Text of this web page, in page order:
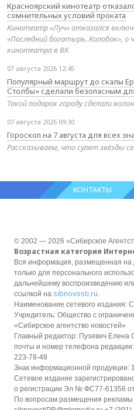
Красноярский кинотеатр
сомнительных условий проката
Кинотеатр «Луч» отказался
«Последний богатырь. Колобок»,
кинотеатра в ВК
07 августа 2026 12:45
Популярный маршрут до скалы
Столбы» сделали безопасным
Такой подарок городу сделали
07 августа 2026 09:30
Гороскоп на 7 августа для всех
Рассказываем, что сулят звёзды
КОНТАКТЫ
© 2002 — 2026 «Сибирское
Возрастная категория
Вся информация, размещенная на
только для персонального
дальнейшему воспроизведению
ссылкой на sibnovosti.ru.
Наименование сетевого издания:
Учредитель: Общество с
«Сибирское агентство новостей»
Главный редактор: Пузевич Елена
почты и номер телефона
223-78-48
Знак информационной продукции:
Сетевое издание
о регистрации Эл № ФС77-61356
По вопросам размещения